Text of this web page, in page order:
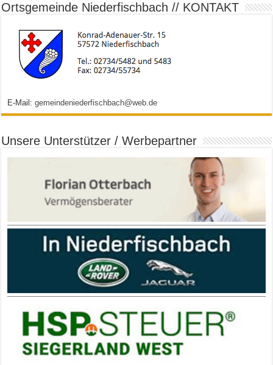
Ortsgemeinde Niederfischbach // KONTAKT
E-Mail:gemeindeniederfischbach@web.de
Unsere Unterstützer / Werbepartner